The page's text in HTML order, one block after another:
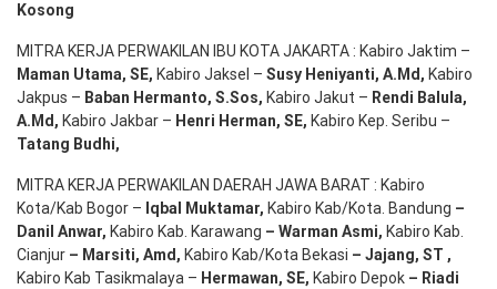
Kosong
MITRA KERJA PERWAKILAN IBU KOTA JAKARTA : Kabiro Jaktim –
Maman Utama, SE, Kabiro Jaksel – Susy Heniyanti, A.Md , Kabiro
Jakpus – Baban Hermanto, S.Sos, Kabiro Jakut – Rendi Balula,
A.Md , Kabiro Jakbar – Henri Herman, SE, Kabiro Kep. Seribu –
Tatang Budhi,
MITRA KERJA PERWAKILAN DAERAH JAWA BARAT : Kabiro
Kota/Kab Bogor – Iqbal Muktamar, Kabiro Kab/Kota. Bandung –
Danil Anwar, Kabiro Kab. Karawang – Warman Asmi, Kabiro Kab.
Cianjur – Marsiti, Amd , Kabiro Kab/Kota Bekasi – Jajang, ST ,
Kabiro Kab Tasikmalaya – Hermawan, SE, Kabiro Depok – Riadi